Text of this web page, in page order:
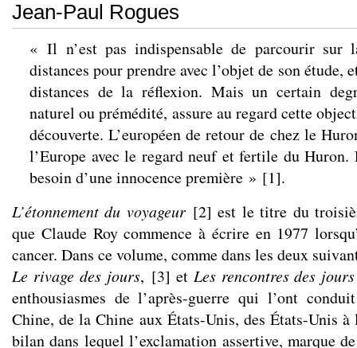
Jean-Paul Rogues
« Il n’est pas indispensable de parcourir sur
distances pour prendre avec l’objet de son étude,
distances de la réflexion. Mais un certain
naturel ou prémédité, assure au regard cette
découverte. L’européen de retour de chez le
l’Europe avec le regard neuf et fertile du Huron.
besoin d’une innocence première » [1].
L’étonnement du voyageur[2] est le titre du
que Claude Roy commence à écrire en 1977
cancer. Dans ce volume, comme dans les deux
Le rivage des jours, [3] et Les rencontres des jours
enthousiasmes de l’après-guerre qui l’ont
Chine, de la Chine aux États-Unis, des États-Unis à
bilan dans lequel l’exclamation assertive, marque